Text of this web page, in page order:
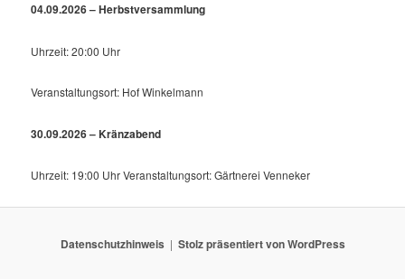
04.09.2026 – Herbstversammlung
Uhrzeit: 20:00 Uhr
Veranstaltungsort: Hof Winkelmann
30.09.2026 – Kränzabend
Uhrzeit: 19:00 Uhr Veranstaltungsort: Gärtnerei Venneker
Datenschutzhinweis Stolz präsentiert von WordPress